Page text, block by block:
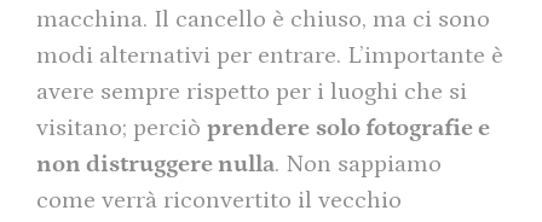
macchina. Il cancello è chiuso, ma ci sono
modi alternativi per entrare. L’importante è
avere sempre rispetto per i luoghi che si
visitano; perciò prendere solo fotografie e
non distruggere nulla. Non sappiamo
come verrà riconvertito il vecchio